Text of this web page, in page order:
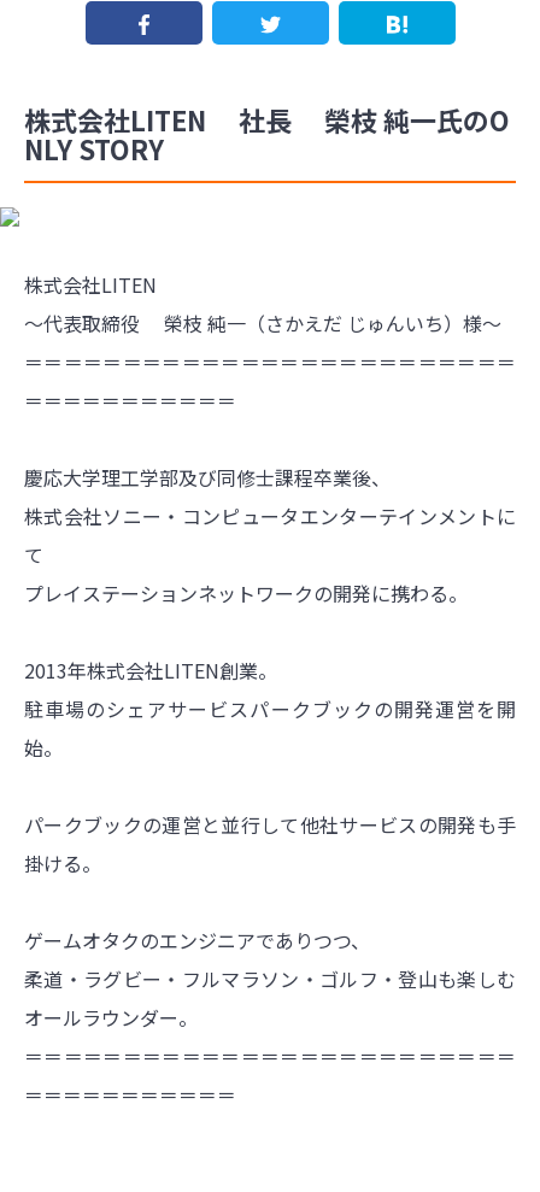
株式会社LITEN 社長 榮枝 純一氏のO
NLY STORY
株式会社LITEN
～代表取締役 榮枝 純一（さかえだ じゅんいち）様～
＝＝＝＝＝＝＝＝＝＝＝＝＝＝＝＝＝＝＝＝＝＝＝＝＝
＝＝＝＝＝＝＝＝＝＝＝
慶応大学理工学部及び同修士課程卒業後、
株式会社ソニー・コンピュータエンターテインメントに
て
プレイステーションネットワークの開発に携わる。
2013年株式会社LITEN創業。
駐車場のシェアサービスパークブックの開発運営を開
始。
パークブックの運営と並行して他社サービスの開発も手
掛ける。
ゲームオタクのエンジニアでありつつ、
柔道・ラグビー・フルマラソン・ゴルフ・登山も楽しむ
オールラウンダー。
＝＝＝＝＝＝＝＝＝＝＝＝＝＝＝＝＝＝＝＝＝＝＝＝＝
＝＝＝＝＝＝＝＝＝＝＝